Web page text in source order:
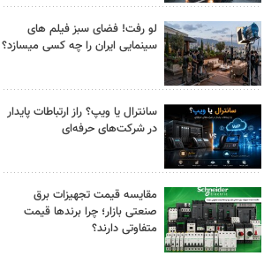
لو رفت! فضای سبز فیلم های
سینمایی ایران را چه کسی میسازد؟
سانترال یا ویپ؟ راز ارتباطات پایدار
در شرکت‌های حرفه‌ای
مقایسه قیمت تجهیزات برق
صنعتی بازار؛ چرا برندها قیمت
متفاوتی دارند؟